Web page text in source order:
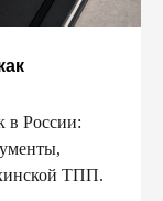
в России:
ТПП.